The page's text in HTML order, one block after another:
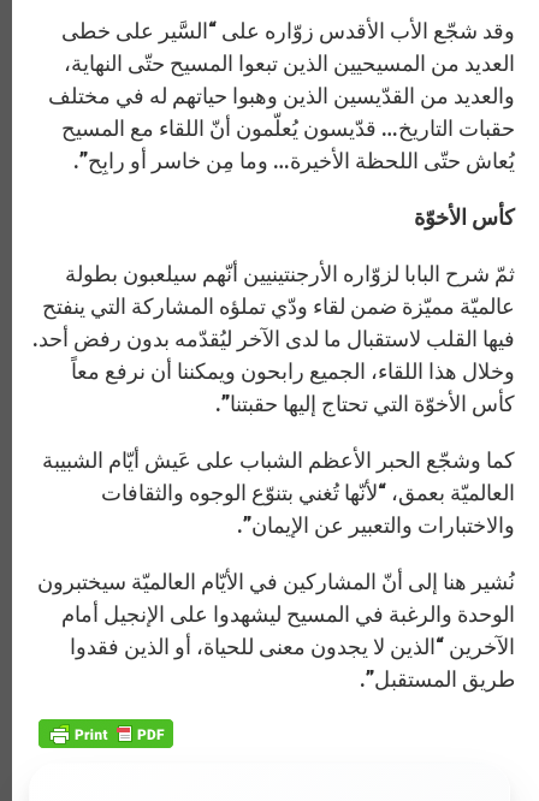
وقد شجّع الأب الأقدس زوّاره على “السَّير على خطى
العديد من المسيحيين الذين تبعوا المسيح حتّى النهاية،
والعديد من القدّيسين الذين وهبوا حياتهم له في مختلف
حقبات التاريخ… قدّيسون يُعلّمون أنّ اللقاء مع المسيح
يُعاش حتّى اللحظة الأخيرة… وما مِن خاسر أو رابِح”.
كأس الأخوّة
ثمّ شرح البابا لزوّاره الأرجنتينيين أنّهم سيلعبون بطولة
عالميّة مميّزة ضمن لقاء ودّي تملؤه المشاركة التي ينفتح
فيها القلب لاستقبال ما لدى الآخر ليُقدّمه بدون رفض أحد.
وخلال هذا اللقاء، الجميع رابحون ويمكننا أن نرفع معاً
كأس الأخوّة التي تحتاج إليها حقبتنا”.
كما وشجّع الحبر الأعظم الشباب على عَيش أيّام الشبيبة
العالميّة بعمق، “لأنّها تُغني بتنوّع الوجوه والثقافات
والاختبارات والتعبير عن الإيمان”.
نُشير هنا إلى أنّ المشاركين في الأيّام العالميّة سيختبرون
الوحدة والرغبة في المسيح ليشهدوا على الإنجيل أمام
الآخرين “الذين لا يجدون معنى للحياة، أو الذين فقدوا
طريق المستقبل”.